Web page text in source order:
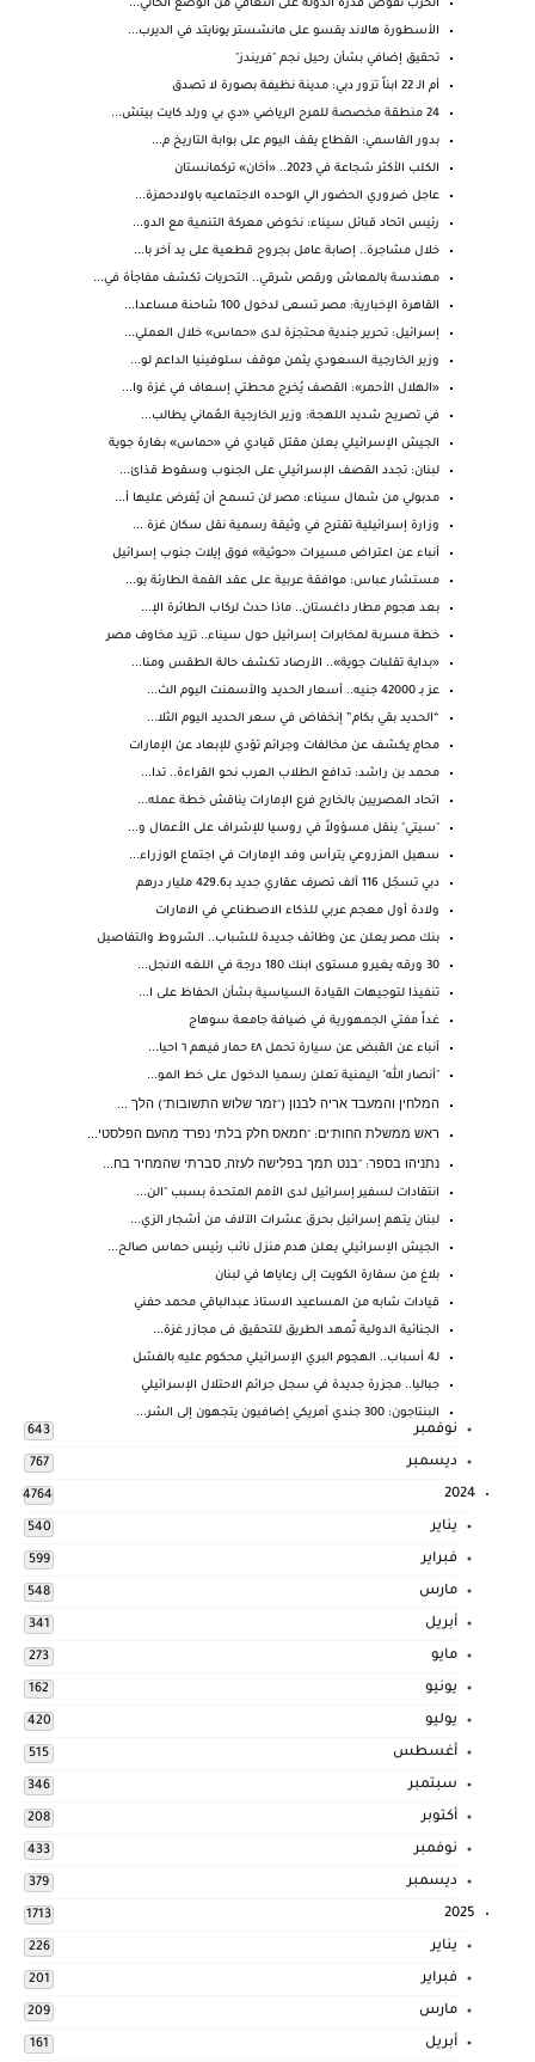
الحرب تقوض قدرة الدولة على التعافي من الوضع الحالي...
الأسطورة هالاند يقسو على مانشستر يونايتد في الديرب...
تحقيق إضافي بشأن رحيل نجم "فريندز"
أم الـ 22 ابناً تزور دبي: مدينة نظيفة بصورة لا تصدق
24 منطقة مخصصة للمرح الرياضي «دي بي ورلد كايت بيتش...
بدور القاسمي: القطاع يقف اليوم على بوابة التاريخ م...
الكلب الأكثر شجاعة في 2023.. «أخان» تركمانستان
عاجل ضروري الحضور الي الوحده الاجتماعيه باولادحمزة...
رئيس اتحاد قبائل سيناء: نخوض معركة التنمية مع الدو...
خلال مشاجرة.. إصابة عامل بجروح قطعية على يد آخر با...
مهندسة بالمعاش ورقص شرقي.. التحريات تكشف مفاجأة في...
القاهرة الإخبارية: مصر تسعى لدخول 100 شاحنة مساعدا...
إسرائيل: تحرير جندية محتجزة لدى «حماس» خلال العملي...
وزير الخارجية السعودي يثمن موقف سلوفينيا الداعم لو...
«الهلال الأحمر»: القصف يُخرج محطتي إسعاف في غزة وا...
في تصريح شديد اللهجة: وزير الخارجية العُماني يطالب...
الجيش الإسرائيلي يعلن مقتل قيادي في «حماس» بغارة جوية
لبنان: تجدد القصف الإسرائيلي على الجنوب وسقوط قذائ...
مدبولي من شمال سيناء: مصر لن تسمح أن يُفرض عليها أ...
وزارة إسرائيلية تقترح في وثيقة رسمية نقل سكان غزة ...
أنباء عن اعتراض مسيرات «حوثية» فوق إيلات جنوب إسرائيل
مستشار عباس: موافقة عربية على عقد القمة الطارئة يو...
بعد هجوم مطار داغستان.. ماذا حدث لركاب الطائرة الإ...
خطة مسربة لمخابرات إسرائيل حول سيناء.. تزيد مخاوف مصر
«بداية تقلبات جوية».. الأرصاد تكشف حالة الطقس ومنا...
عز بـ 42000 جنيه.. أسعار الحديد والأسمنت اليوم الث...
“الحديد بقي بكام” إنخفاض في سعر الحديد اليوم الثلا...
محامٍ يكشف عن مخالفات وجرائم تؤدي للإبعاد عن الإمارات
محمد بن راشد: تدافع الطلاب العرب نحو القراءة.. تدا...
اتحاد المصريين بالخارج فرع الإمارات يناقش خطة عمله...
"سيتي" ينقل مسؤولاً في روسيا للإشراف على الأعمال و...
سهيل المزروعي يترأس وفد الإمارات في اجتماع الوزراء...
دبي تسجّل 116 ألف تصرف عقاري جديد بـ429.6 مليار درهم
ولادة أول معجم عربي للذكاء الاصطناعي في الامارات
بنك مصر يعلن عن وظائف جديدة للشباب.. الشروط والتفاصيل
30 ورقه يغيرو مستوى ابنك 180 درجة في اللغه الانجل...
تنفيذا لتوجيهات القيادة السياسية بشأن الحفاظ على ا...
غداً مفتي الجمهورية في ضيافة جامعة سوهاج
أنباء عن القبض عن سيارة تحمل ٤٨ حمار فيهم ٦ احيا...
"أنصار الله" اليمنية تعلن رسميا الدخول على خط المو...
המלחין והמעבד אריה לבנון ("זמר שלוש התשובות") הלך ...
ראש ממשלת החות'ים: "חמאס חלק בלתי נפרד מהעם הפלסטי...
נתניהו בספר: "בנט תמך בפלישה לעזה, סברתי שהמחיר בח...
انتقادات لسفير إسرائيل لدى الأمم المتحدة بسبب "الن...
لبنان يتهم إسرائيل بحرق عشرات الآلاف من أشجار الزي...
الجيش الإسرائيلي يعلن هدم منزل نائب رئيس حماس صالح...
بلاغ من سفارة الكويت إلى رعاياها في لبنان
قيادات شابه من المساعيد الاستاذ عبدالباقي محمد حفني
الجنائية الدولية تٌمهد الطريق للتحقيق فى مجازر غزة...
لـ4 أسباب.. الهجوم البري الإسرائيلي محكوم عليه بالفشل
جباليا.. مجزرة جديدة في سجل جرائم الاحتلال الإسرائيلي
البنتاجون: 300 جندي أمريكي إضافيون يتجهون إلى الشر...
نوفمبر 643
ديسمبر 767
2024
4764
يناير 540
فبراير 599
مارس 548
أبريل 341
مايو 273
يونيو 162
يوليو 420
أغسطس 515
سبتمبر 346
أكتوبر 208
نوفمبر 433
ديسمبر 379
2025
1713
يناير 226
فبراير 201
مارس 209
أبريل 161